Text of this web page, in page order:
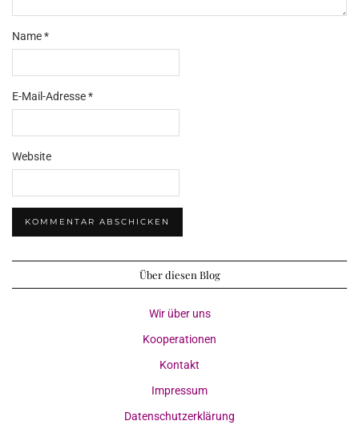
Name*
E-Mail-Adresse*
Website
Über diesen Blog
Wir über uns
Kooperationen
Kontakt
Impressum
Datenschutzerklärung